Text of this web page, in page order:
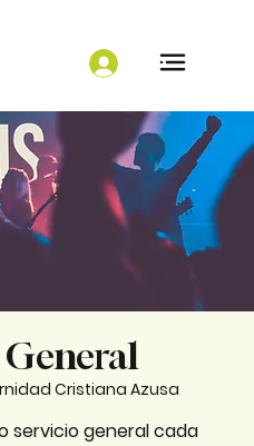
Cristiana Azusa
servicio general cada